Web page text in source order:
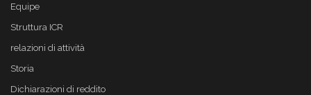
Equipe
Struttura ICR
relazioni di attività
Storia
Dichiarazioni di reddito